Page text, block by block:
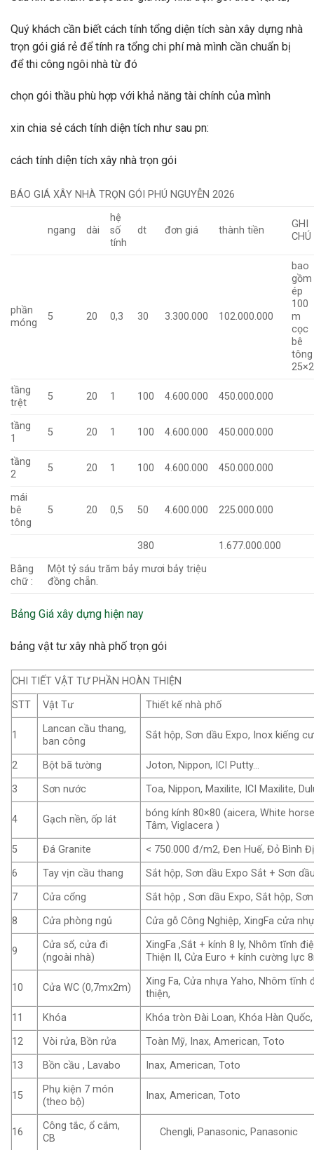
Quý khách cần biết cách tính tổng diện tích sàn xây dựng nhà
trọn gói giá rẻ để tính ra tổng chi phí mà mình cần chuẩn bị
để thi công ngôi nhà từ đó
chọn gói thầu phù hợp với khả năng tài chính của mình
xin chia sẻ cách tính diện tích như sau pn:
cách tính diện tích xây nhà trọn gói
BÁO GIÁ XÂY NHÀ TRỌN GÓI PHÚ NGUYỄN 2026
ngang dài
hệ
số
tính
dt đơn giá thành tiền
GHI
CHÚ
phần
móng
5 20 0,3 30 3.300.000 102.000.000
bao
gồm
ép
100
m
cọc
bê
tông
tầng
trệt
5 20 1 100 4.600.000 450.000.000
tầng
1
5 20 1 100 4.600.000 450.000.000
tầng
2
5 20 1 100 4.600.000 450.000.000
mái
bê
tông
5 20 0,5 50 4.600.000 225.000.000
380
1.677.000.000
Bằng
chữ :
Một tỷ sáu trăm bảy mươi bảy triệu
đồng chẵn.
Bảng Giá xây dựng hiện nay
bảng vật tư xây nhà phố trọn gói
CHI TIẾT VẬT TƯ PHẦN HOÀN THIỆN
STT
Vật Tư Thiết kế nhà phố
1
Lancan cầu thang,
ban công
Sắt hộp, Sơn dầu Expo, Inox kiếng
2 Bột bã tường
Joton, Nippon, ICI Putty…
3
Sơn nước Toa, Nippon, Maxilite, ICI Maxilite,
4 Gạch nền, ốp lát
bóng kính 80×80 (aicera, White
Tâm, Viglacera )
5
Đá Granite
< 750.000 đ/m2, Đen Huế, Đỏ Bình
6
Tay vịn cầu thang
Sắt hộp, Sơn dầu Expo Sắt + Sơn
7
Cửa cổng
Sắt hộp , Sơn dầu Expo, Sắt hộp,
8
Cửa phòng ngủ Cửa gỗ Công Nghiệp, XingFa cửa
9
Cửa sổ, cửa đi
(ngoài nhà)
XingFa ,Sắt + kính 8 ly, Nhôm tĩnh
Thiện II, Cửa Euro + kính cường lực
10 Cửa WC (0,7mx2m)
Xing Fa, Cửa nhựa Yaho, Nhôm tĩnh
thiện,
11
Khóa
Khóa tròn Đài Loan, Khóa Hàn Quốc,
12
Vòi rửa, Bồn rửa
Toàn Mỹ, Inax, American, Toto
13
Bồn cầu , Lavabo Inax, American, Toto
15
Phụ kiện 7 món
(theo bộ)
Inax, American, Toto
16
Công tắc, ổ cắm,
CB
Chengli, Panasonic, Panasonic